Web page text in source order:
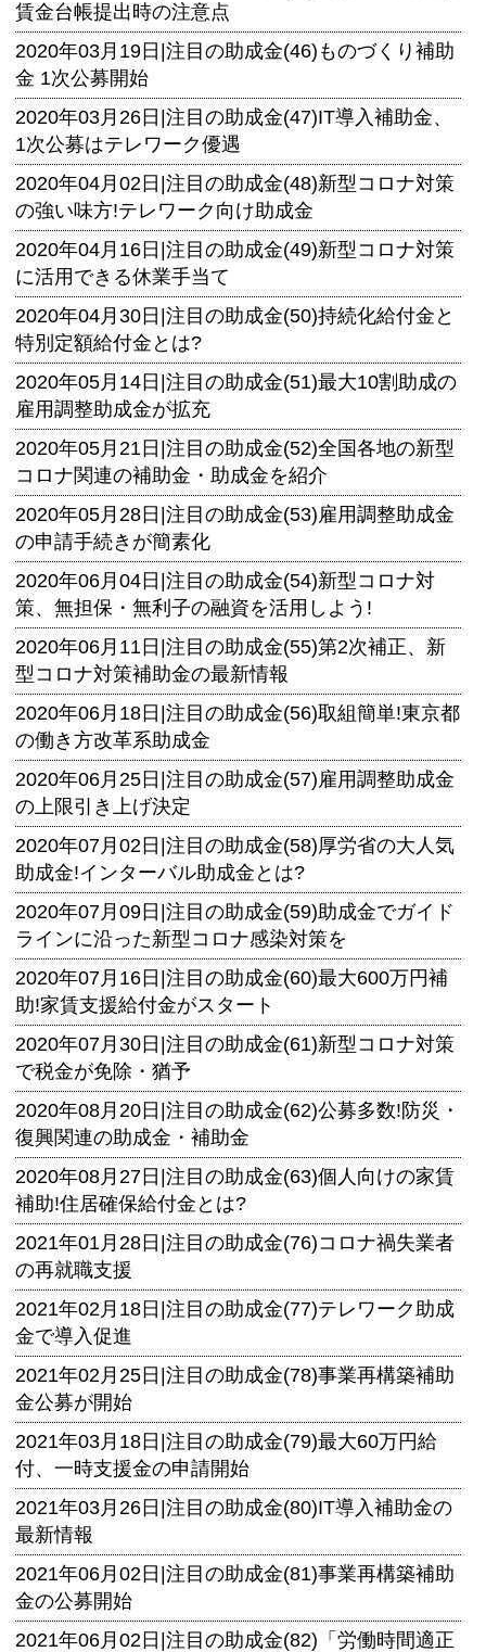
賃金台帳提出時の注意点
2020年03月19日| 注目の助成金(46)ものづくり補助
金 1次公募開始
2020年03月26日| 注目の助成金(47)IT導入補助金、
1次公募はテレワーク優遇
2020年04月02日| 注目の助成金(48)新型コロナ対策
の強い味方!テレワーク向け助成金
2020年04月16日| 注目の助成金(49)新型コロナ対策
に活用できる休業手当て
2020年04月30日| 注目の助成金(50)持続化給付金と
特別定額給付金とは?
2020年05月14日| 注目の助成金(51)最大10割助成の
雇用調整助成金が拡充
2020年05月21日| 注目の助成金(52)全国各地の新型
コロナ関連の補助金・助成金を紹介
2020年05月28日| 注目の助成金(53)雇用調整助成金
の申請手続きが簡素化
2020年06月04日| 注目の助成金(54)新型コロナ対
策、無担保・無利子の融資を活用しよう!
2020年06月11日| 注目の助成金(55)第2次補正、新
型コロナ対策補助金の最新情報
2020年06月18日| 注目の助成金(56)取組簡単!東京都
の働き方改革系助成金
2020年06月25日| 注目の助成金(57)雇用調整助成金
の上限引き上げ決定
2020年07月02日| 注目の助成金(58)厚労省の大人気
助成金!インターバル助成金とは?
2020年07月09日| 注目の助成金(59)助成金でガイド
ラインに沿った新型コロナ感染対策を
2020年07月16日| 注目の助成金(60)最大600万円補
助!家賃支援給付金がスタート
2020年07月30日| 注目の助成金(61)新型コロナ対策
で税金が免除・猶予
2020年08月20日| 注目の助成金(62)公募多数!防災・
復興関連の助成金・補助金
2020年08月27日| 注目の助成金(63)個人向けの家賃
補助!住居確保給付金とは?
2021年01月28日| 注目の助成金(76)コロナ禍失業者
の再就職支援
2021年02月18日| 注目の助成金(77)テレワーク助成
金で導入促進
2021年02月25日| 注目の助成金(78)事業再構築補助
金公募が開始
2021年03月18日| 注目の助成金(79)最大60万円給
付、一時支援金の申請開始
2021年03月26日| 注目の助成金(80)IT導入補助金の
最新情報
2021年06月02日| 注目の助成金(81)事業再構築補助
金の公募開始
2021年06月02日| 注目の助成金(82)「労働時間適正